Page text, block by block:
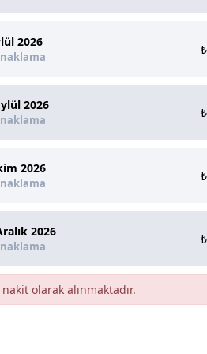
2026
2026
2026
2026
olarak alınmaktadır.